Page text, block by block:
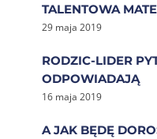
TALENTOWA
29 maja 2019
RODZIC-LIDER
ODPOWIADAJĄ
16 maja 2019
A JAK BĘDĘ